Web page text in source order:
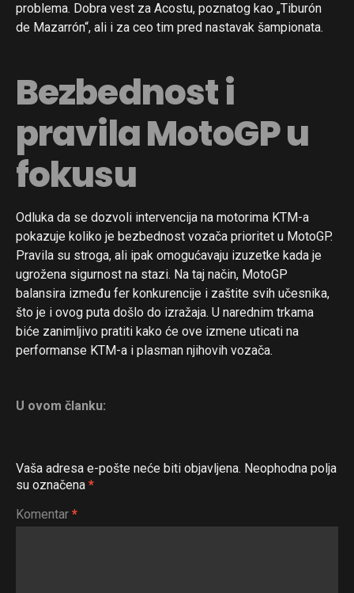
problema. Dobra vest za Acostu, poznatog kao „Tiburón
de Mazarrón“, ali i za ceo tim pred nastavak šampionata.
Bezbednost i
pravila MotoGP u
fokusu
Odluka da se dozvoli intervencija na motorima KTM-a
pokazuje koliko je bezbednost vozača prioritet u MotoGP.
Pravila su stroga, ali ipak omogućavaju izuzetke kada je
ugrožena sigurnost na stazi. Na taj način, MotoGP
balansira između fer konkurencije i zaštite svih učesnika,
što je i ovog puta došlo do izražaja. U narednim trkama
biće zanimljivo pratiti kako će ove izmene uticati na
performanse KTM-a i plasman njihovih vozača.
U ovom članku:
Vaša adresa e-pošte neće biti objavljena. Neophodna polja
su označena *
Komentar *